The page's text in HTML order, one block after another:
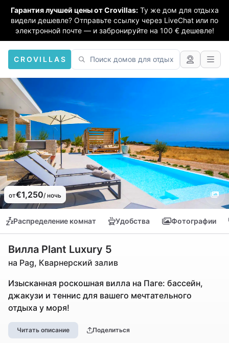
Гарантия лучшей цены от Crovillas: Ту же дом для отдыха
видели дешевле? Отправьте ссылку через LiveChat или по
электронной почте — и забронируйте на 100 € дешевле!
CROVILLAS
от€1,250/ ночь
Распределение комнат Удобства Фотографии
Вилла Plant Luxury 5
на Pag, Кварнерский залив
Изысканная роскошная вилла на Паге: бассейн,
джакузи и теннис для вашего мечтательного
отдыха у моря!
Читать описание Поделиться